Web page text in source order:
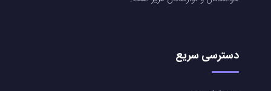
دسترسی سریع